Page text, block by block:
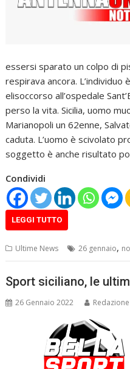
essersi sparato un colpo di
respirava ancora.
elisoccorso all’ospedale
perso la vita. Sicilia, uomo
Marianopoli un 62enne,
caduta. L’uomo è scivolato
soggetto è anche risultato
Condividi
LEGGI TUTTO
Ultime News 26 gennaio,
Sport siciliano, le
26 Gennaio 2022 Redazione